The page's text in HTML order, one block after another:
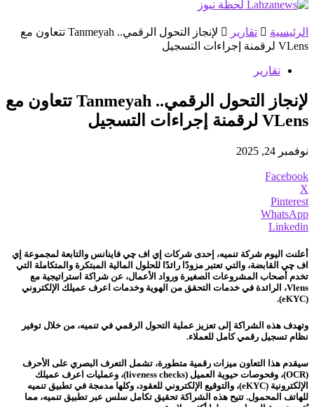
الرئيسية تقارير
لإنجاز التحول الرقمي.. Tanmeyah تتعاون مع
VLens لرقمنة إجراءات التسجيل
تقارير
لإنجاز التحول الرقمي.. Tanmeyah تتعاون مع
VLens لرقمنة إجراءات التسجيل
نوفمبر 24, 2025
Facebook
X
Pinterest
WhatsApp
Linkedin
أعلنت اليوم شركة تنميه، إحدى شركات إي اف چي فاينانس والتابعة لمجموعة إي
اف چي القابضة، والتي تعتبر مزودًا رائدًا للحلول المالية المبتكرة والمتكاملة التي
تخدم أصحاب المشروعات الصغيرة ورواد الأعمال، عن شراكة استراتيجية مع
Vlens، الرائدة في خدمات التحقق من الهوية وخدمات اعرف عميلك الإلكتروني
(eKYC).
وتهدف هذه الشراكة إلى تعزيز عملية التحول الرقمي في تنميه، من خلال توفير
نظام تسجيل رقمي كامل للعملاء.
سيقدم هذا التعاون ميزات رقمية متطورة، تشمل التعرف البصري على الأحرف
(OCR)، وفحوصات حيوية العميل (liveness checks)، وعمليات اعرف عميلك
الإلكترونية (eKYC)، والتوقيع الإلكتروني للعقود، وكلها مدمجة في تطبيق تنميه
للهاتف المحمول. تتيح هذه الشراكة تحقيق تكامل سلس عبر تطبيق تنميه، مما